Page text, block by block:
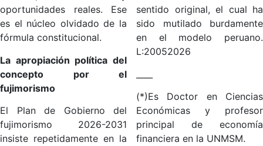
oportunidades reales. Ese
es el núcleo olvidado de la
fórmula constitucional.
La apropiación política del
concepto por el
fujimorismo
El Plan de Gobierno del
fujimorismo 2026-2031
insiste repetidamente en la
sentido original, el cual ha
sido mutilado burdamente
en el modelo peruano.
L:20052026
(*)Es Doctor en Ciencias
Económicas y profesor
principal de economía
financiera en la UNMSM.